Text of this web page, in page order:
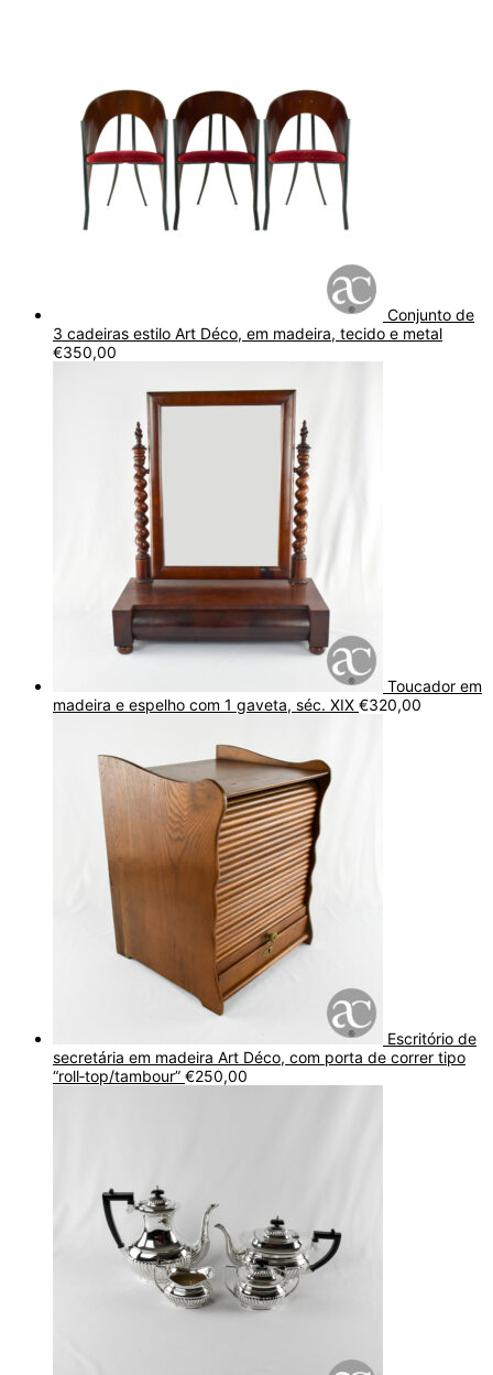
Conjunto de
3 cadeiras estilo Art Déco, em madeira, tecido e metal
€350,00
Toucador em
madeira e espelho com 1 gaveta, séc. XIX €320,00
Escritório de
secretária em madeira Art Déco, com porta de correr tipo
“roll‑top/tambour” €250,00